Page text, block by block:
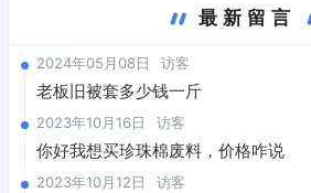
最新留言
2024年05月08日 访客
老板旧被套多少钱一斤
2023年10月16日 访客
你好我想买珍珠棉废料，价格咋说
2023年10月12日 访客